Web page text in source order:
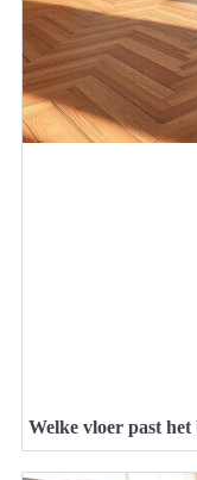
Welke vloer past